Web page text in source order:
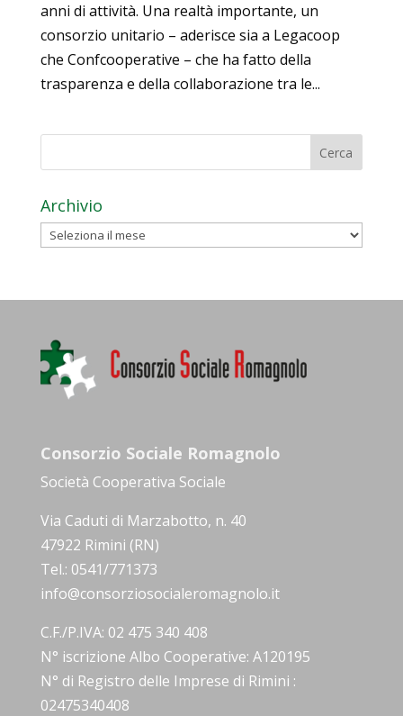
anni di attività. Una realtà importante, un
consorzio unitario – aderisce sia a Legacoop
che Confcooperative – che ha fatto della
trasparenza e della collaborazione tra le...
Archivio
Archivio
Consorzio Sociale Romagnolo
Società Cooperativa Sociale
Via Caduti di Marzabotto, n. 40
47922 Rimini (RN)
Tel.: 0541/771373
info@consorziosocialeromagnolo.it
C.F./P.IVA: 02 475 340 408
N° iscrizione Albo Cooperative: A120195
N° di Registro delle Imprese di Rimini :
02475340408